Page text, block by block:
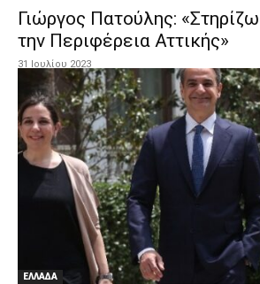
Γιώργος Πατούλης:
την Περιφέρεια Αττικής»
31 Ιουλίου 2023
ΕΛΛΑΔΑ